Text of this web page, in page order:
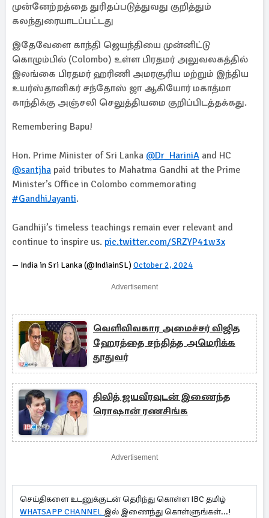
முன்னேற்றத்தை துரிதப்படுத்துவது குறித்தும்
கலந்துரையாடப்பட்டது
இதேவேளை காந்தி ஜெயந்தியை முன்னிட்டு
கொழும்பில் (Colombo) உள்ள பிரதமர் அலுவலகத்தில்
இலங்கை பிரதமர் ஹரிணி அமரசூரிய மற்றும் இந்திய
உயர்ஸ்தானிகர் சந்தோஸ் ஜா ஆகியோர் மகாத்மா
காந்திக்கு அஞ்சலி செலுத்தியமை குறிப்பிடத்தக்கது.
Remembering Bapu!
Hon. Prime Minister of Sri Lanka @Dr_HariniA and HC
@santjha paid tributes to Mahatma Gandhi at the Prime
Minister’s Office in Colombo commemorating
#GandhiJayanti.
Gandhiji’s timeless teachings remain ever relevant and
continue to inspire us. pic.twitter.com/SRZYP41w3x
— India in Sri Lanka (@IndiainSL) October 2, 2024
Advertisement
வெளிவிவகார அமைச்சர் விஜித
ஹேரத்தை சந்தித்த அமெரிக்க
தூதுவர்
திலித் ஜயவீரவுடன் இணைந்த
ரொஷான் ரணசிங்க
Advertisement
செய்திகளை உடனுக்குடன் தெரிந்து கொள்ள IBC தமிழ்
WHATSAPP CHANNEL இல் இணைந்து கொள்ளுங்கள்...!